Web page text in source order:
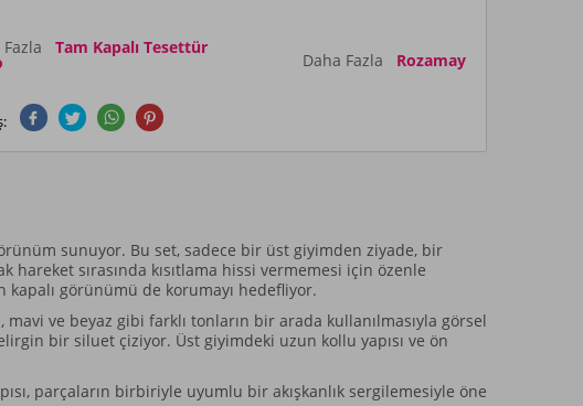
Tam Kapalı Tesettür
Daha Fazla Rozamay
sunuyor. Bu set, sadece bir üst giyimden ziyade, bir
sırasında kısıtlama hissi vermemesi için özenle
görünümü de korumayı hedefliyor.
ve beyaz gibi farklı tonların bir arada kullanılmasıyla görsel
bir siluet çiziyor. Üst giyimdeki uzun kollu yapısı ve ön
parçaların birbiriyle uyumlu bir akışkanlık sergilemesiyle öne